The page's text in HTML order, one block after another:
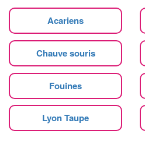
Acariens
Chauve souris
Fouines
Lyon Taupe